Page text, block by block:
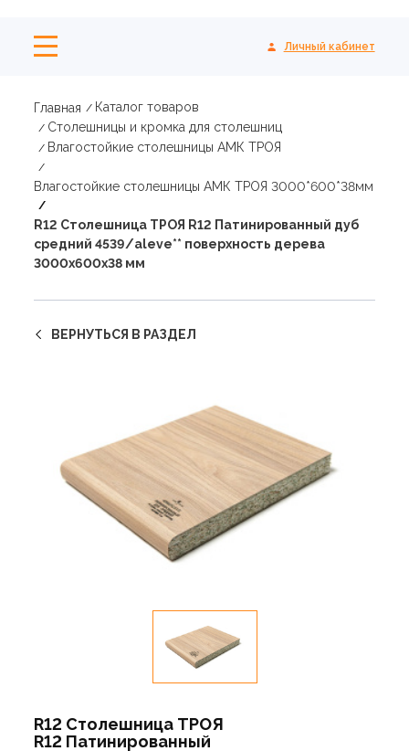
Личный кабинет
Главная
Каталог товаров
Столешницы и кромка для столешниц
Влагостойкие столешницы АМК ТРОЯ
Влагостойкие столешницы АМК ТРОЯ 3000*600*38мм
R12 Столешница ТРОЯ R12 Патинированный дуб
средний 4539/aleve** поверхность дерева
3000х600х38 мм
ВЕРНУТЬСЯ В РАЗДЕЛ
R12 Столешница ТРОЯ
R12 Патинированный